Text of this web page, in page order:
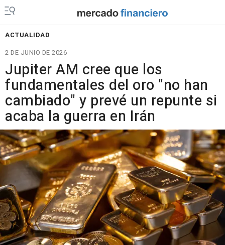
ACTUALIDAD
2 DE JUNIO DE 2026
Jupiter AM cree que los
fundamentales del oro "no han
cambiado" y prevé un repunte si
acaba la guerra en Irán